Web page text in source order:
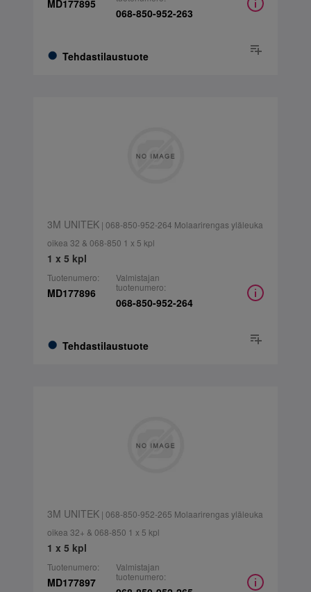
MD177895
Tehdastilaustuote
068-850-952-263
3M UNITEK| 068-850-952-264 Molaarirengas yläleuka
oikea 32 & 068-850 1 x 5 kpl
1 x 5 kpl
Tuotenumero:
MD177896
Tehdastilaustuote
Valmistajan
tuotenumero:
068-850-952-264
3M UNITEK| 068-850-952-265 Molaarirengas yläleuka
oikea 32+ & 068-850 1 x 5 kpl
1 x 5 kpl
Tuotenumero:
MD177897
Valmistajan
tuotenumero: